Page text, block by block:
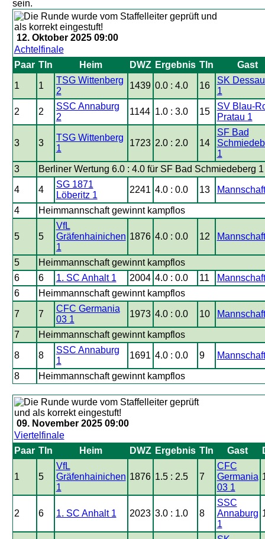
sein.
12. Oktober 2025 09:00
Achtelfinale
Paar Tln Heim DWZ Ergebnis Tln Gast
1 1
TSG Wittenberg
2
1439 0.0 : 4.0 16
SK
1
2 2
SSC Annaburg
2
1144 1.0 : 3.0 15
SV Blau-
Pratau 1
3 3
TSG Wittenberg
1
1723 2.0 : 2.0 14
SF Bad
1
3
Berliner Wertung 6.0 : 4.0 für SF Bad Schmiedeberg 1
4 4
SG 1871
Löberitz 1
2241 4.0 : 0.0 13
4 Heimmannschaft gewinnt kampflos
5 5
VfL
Gräfenhainichen
1
1876 4.0 : 0.0 12
5
Heimmannschaft gewinnt kampflos
6
6 1. SC Anhalt 1 2004 4.0 : 0.0 11
6
Heimmannschaft gewinnt kampflos
7 7
CFC Germania
03 1
1973 4.0 : 0.0 10
7 Heimmannschaft gewinnt kampflos
8 8
SSC Annaburg
1
1691 4.0 : 0.0 9
8 Heimmannschaft gewinnt kampflos
09. November 2025 09:00
Viertelfinale
Paar Tln Heim DWZ Ergebnis Tln Gast
1 5
VfL
Gräfenhainichen
1
1876 1.5 : 2.5 7
CFC
Germania
03 1
2 6 1. SC Anhalt 1 2023 3.0 : 1.0 8
SSC
Annaburg
1